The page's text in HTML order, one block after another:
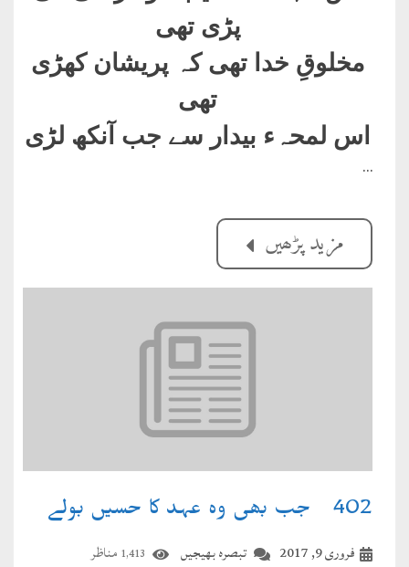
پڑی تھی
مخلوقِ خدا تھی کہ پریشان کھڑی
تھی
اس لمحہء بیدار سے جب آنکھ لڑی
…
مزید پڑھیں
402۔ جب بھی وہ عہد کا حسیں بولے
تبصرہ بھیجیں فروری 9, 2017 1,413 مناظر